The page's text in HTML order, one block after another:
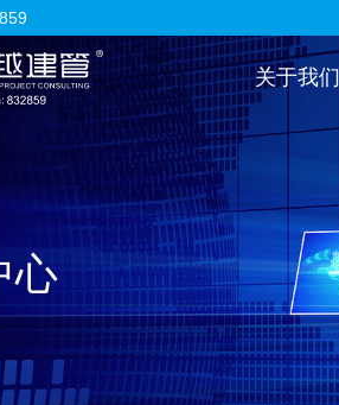
关于我们
心